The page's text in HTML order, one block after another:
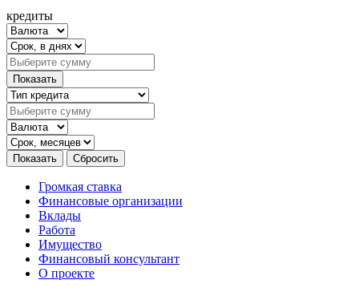
кредиты
Громкая ставка
Финансовые организации
Вклады
Работа
Имущество
Финансовый консультант
О проекте